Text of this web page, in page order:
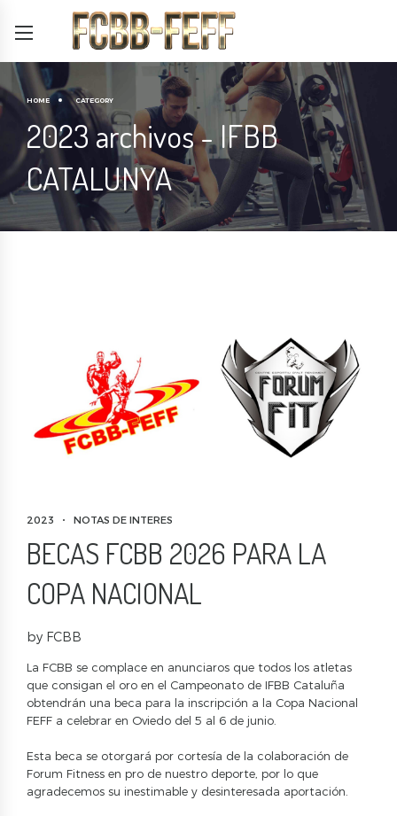
HOME CATEGORY
2023 archivos - IFBB
CATALUNYA
2023 NOTAS DE INTERES
BECAS FCBB 2026 PARA LA
COPA NACIONAL
by FCBB
La FCBB se complace en anunciaros que todos los atletas
que consigan el oro en el Campeonato de IFBB Cataluña
obtendrán una beca para la inscripción a la Copa Nacional
FEFF a celebrar en Oviedo del 5 al 6 de junio.
Esta beca se otorgará por cortesía de la colaboración de
Forum Fitness en pro de nuestro deporte, por lo que
agradecemos su inestimable y desinteresada aportación.